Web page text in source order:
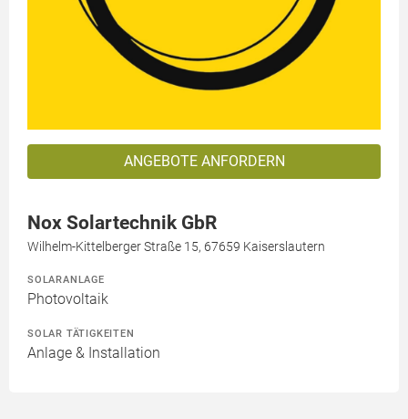
ANGEBOTE ANFORDERN
Nox Solartechnik GbR
Wilhelm-Kittelberger Straße 15, 67659 Kaiserslautern
SOLARANLAGE
Photovoltaik
SOLAR TÄTIGKEITEN
Anlage & Installation